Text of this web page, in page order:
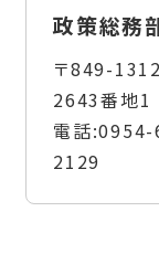
政策総
〒849-
2643番地1
電話:0954-
2129